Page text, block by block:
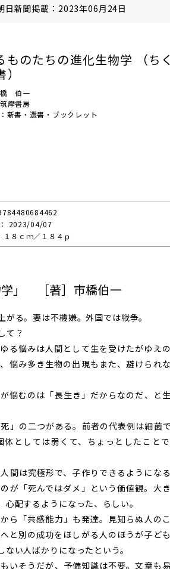
⽇新聞掲載：2023年06月24日
ものたちの進化生物学 （ち
橋 伯一
摩書房
新書・選書・ブックレット
2023/04/07
１８ｃｍ／１８４ｐ
学」 ［著］市橋伯一
る。妻は不機嫌。外国では戦争。
て？
る悩みは人間として生を受けたがゆえ
悩み多き生物の出現もまた、避けられ
悩むのは「長生き」だからなのだ、と
」の二つがある。前者の代表例は細菌
としては弱くて、ちょっとしたこと
間は究極形で、子作りできるようにな
が「死んではダメ」という価値観。大
配するようになった、らしい。
ら「共感能力」も発達。見知らぬ人の
と別の成功をほしがる人のほうが子ど
い人ばかりになったという。
いそうだが、予備知識は不要。文章も